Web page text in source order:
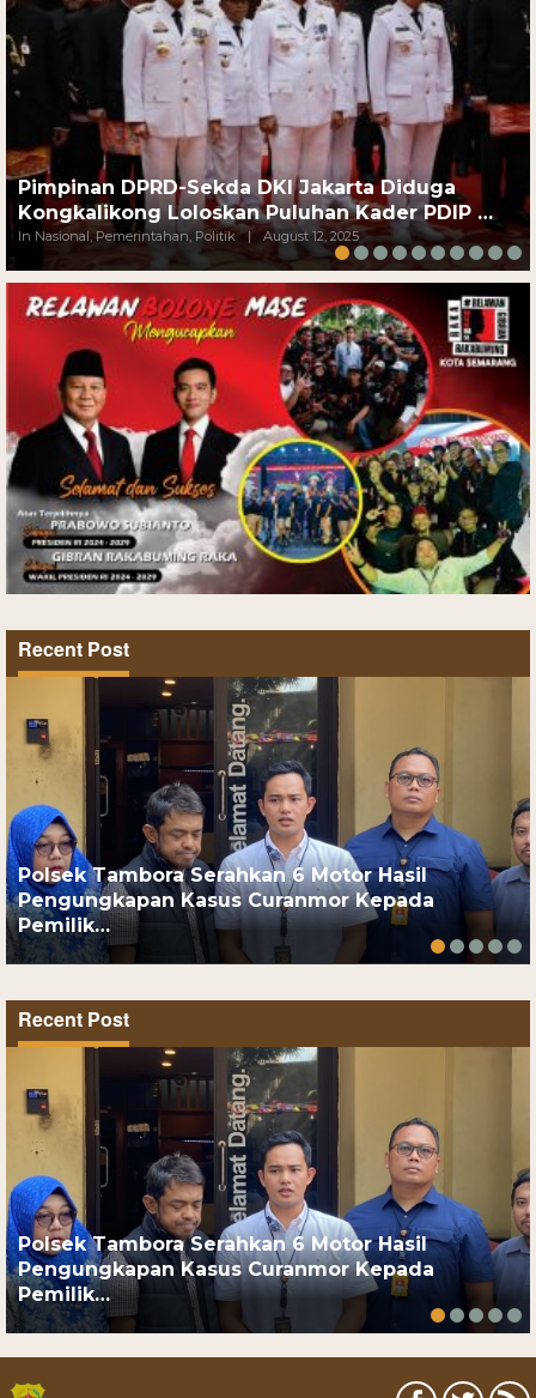
Pimpinan DPRD-Sekda DKI Jakarta Diduga
Kongkalikong Loloskan Puluhan Kader PDIP …
In Nasional, Pemerintahan, Politik | August 12, 2025
Recent Post
Polsek Tambora Serahkan 6 Motor Hasil
Pengungkapan Kasus Curanmor Kepada
Pemilik…
Recent Post
Polsek Tambora Serahkan 6 Motor Hasil
Pengungkapan Kasus Curanmor Kepada
Pemilik…